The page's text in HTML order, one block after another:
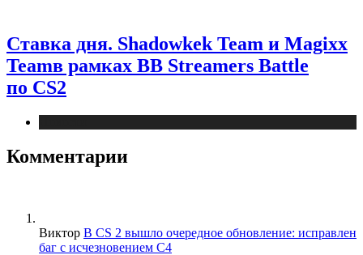
Ставка дня. Shadowkek Team и Magixx
Teamв рамках BB Streamers Battle
по CS2
Комментарии
Виктор В CS 2 вышло очередное обновление: исправлен
баг с исчезновением C4